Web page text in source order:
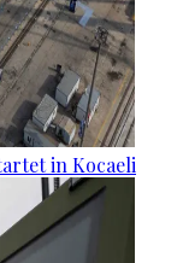
in Kocaeli